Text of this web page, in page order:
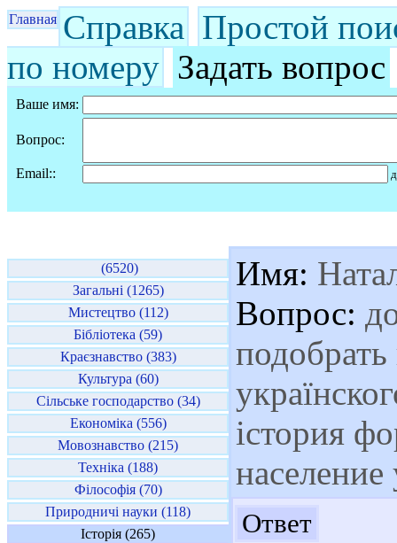
Главная Справка Простой
по номеру Задать вопрос
Ваше имя:
Вопрос:
Email::
(6520)
Загальні (1265)
Мистецтво (112)
Бібліотека (59)
Краєзнавство (383)
Культура (60)
Сільське господарство (34)
Економіка (556)
Мовознавство (215)
Техніка (188)
Філософія (70)
Природничі науки (118)
Історія (265)
Имя:
Вопрос:
істория
население
Ответ